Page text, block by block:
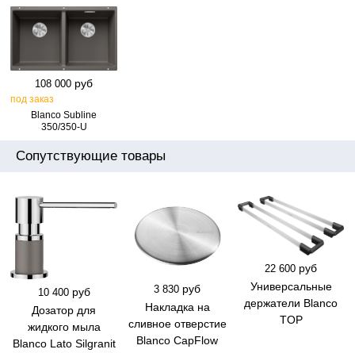
108 000 руб
под заказ
Blanco Subline
350/350‑U
Сопутствующие товары
10 400 руб
Дозатор для
жидкого мыла
Blanco Lato Silgranit
3 830 руб
Накладка на
сливное отверстие
Blanco CapFlow
22 600 руб
Универсальные
держатели Blanco
TOP